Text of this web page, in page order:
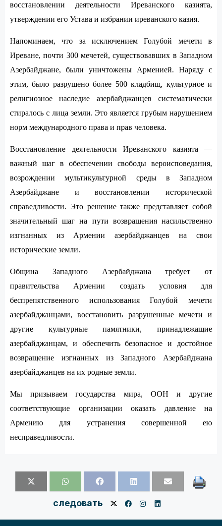
восстановлении деятельности Иреванского казията,
утверждении его Устава и избрании иреванского казия.
Напоминаем, что за исключением Голубой мечети в
Иреване, почти 300 мечетей, существовавших в Западном
Азербайджане, были уничтожены Арменией. Наряду с
этим, было разрушено более 500 кладбищ, культурное и
религиозное наследие азербайджанцев систематически
стиралось с лица земли. Это является грубым нарушением
норм международного права и прав человека.
Восстановление деятельности Иреванского казията —
важный шаг в обеспечении свободы вероисповедания,
возрождении мультикультурной среды в Западном
Азербайджане и восстановлении исторической
справедливости. Это решение также представляет собой
значительный шаг на пути возвращения насильственно
изгнанных из Армении азербайджанцев на свои
исторические земли.
Община Западного Азербайджана требует от
правительства Армении создать условия для
беспрепятственного использования Голубой мечети
азербайджанцами, восстановить разрушенные мечети и
другие культурные памятники, принадлежащие
азербайджанцам, и обеспечить безопасное и достойное
возвращение изгнанных из Западного Азербайджана
азербайджанцев на их родные земли.
Мы призываем государства мира, ООН и другие
соответствующие организации оказать давление на
Армению для устранения совершенной ею
несправедливости.
следовать